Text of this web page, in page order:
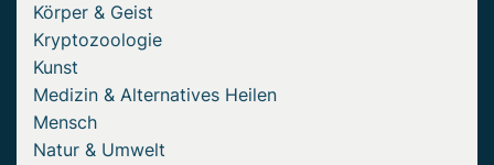
Körper & Geist
Kryptozoologie
Kunst
Medizin & Alternatives Heilen
Mensch
Natur & Umwelt